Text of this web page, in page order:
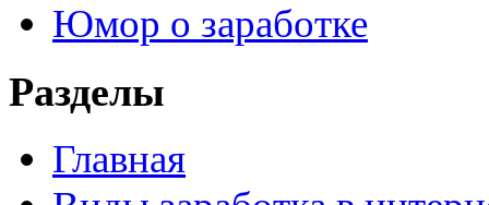
Юмор о заработке
Разделы
Главная